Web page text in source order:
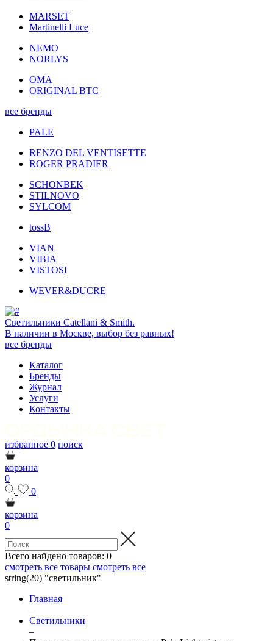
MARSET
Martinelli Luce
NEMO
NORLYS
OMA
ORIGINAL BTC
все бренды
PALE
RENZO DEL VENTISETTE
ROGER PRADIER
SCHONBEK
STILNOVO
SYLCOM
tossB
VIAN
VIBIA
VISTOSI
WEVER&DUCRE
Светильники Catellani & Smith.
В наличии в Москве, выбор без равных!
все бренды
Каталог
Бренды
Журнал
Услуги
Контакты
избранное 0 поиск
корзина
0
0
корзина
0
Всего найдено товаров: 0
смотреть все товары смотреть все
string(20) "светильник"
Главная
–
Светильники
–